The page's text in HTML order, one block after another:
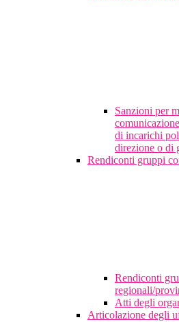
Sanzioni per
di incarichi
direzione o di
Rendiconti gruppi
Rendiconti
regionali/
Atti degli
Articolazione degli